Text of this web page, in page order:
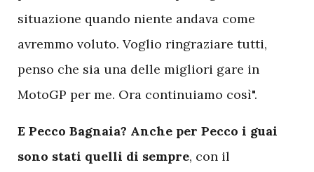
situazione quando niente andava come
avremmo voluto. Voglio ringraziare tutti,
penso che sia una delle migliori gare in
MotoGP per me. Ora continuiamo così".
E Pecco Bagnaia? Anche per Pecco i guai
sono stati quelli di sempre, con il